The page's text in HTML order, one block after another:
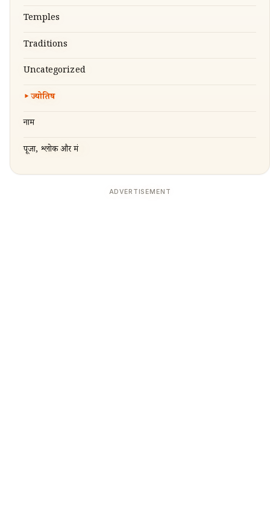
Temples
Traditions
Uncategorized
ज्योतिष
नाम
पूजा, श्लोक और मंत्र
ADVERTISEMENT